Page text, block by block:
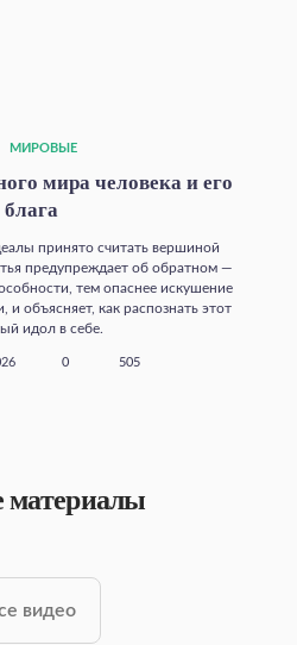
МИРОВЫЕ
мира человека и его
блага
принято считать вершиной
предупреждает об обратном —
тем опаснее искушение
объясняет, как распознать этот
идол в себе.
0 505
материалы
видео